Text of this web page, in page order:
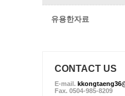
유용한자료
CONTACT US
E-mail.
Fax. 0504-985-8209